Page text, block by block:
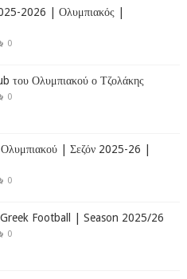
2026 | Ολυμπιακός |
0
του Ολυμπιακού ο Τζολάκης
0
| Σεζόν 2025-26 |
0
Football | Season 2025/26
0